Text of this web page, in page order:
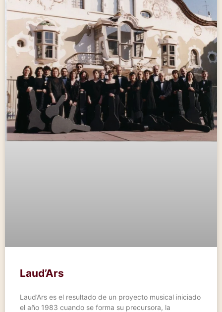
Laud’Ars
Laud’Ars es el resultado de un proyecto musical iniciado
el año 1983 cuando se forma su precursora, la